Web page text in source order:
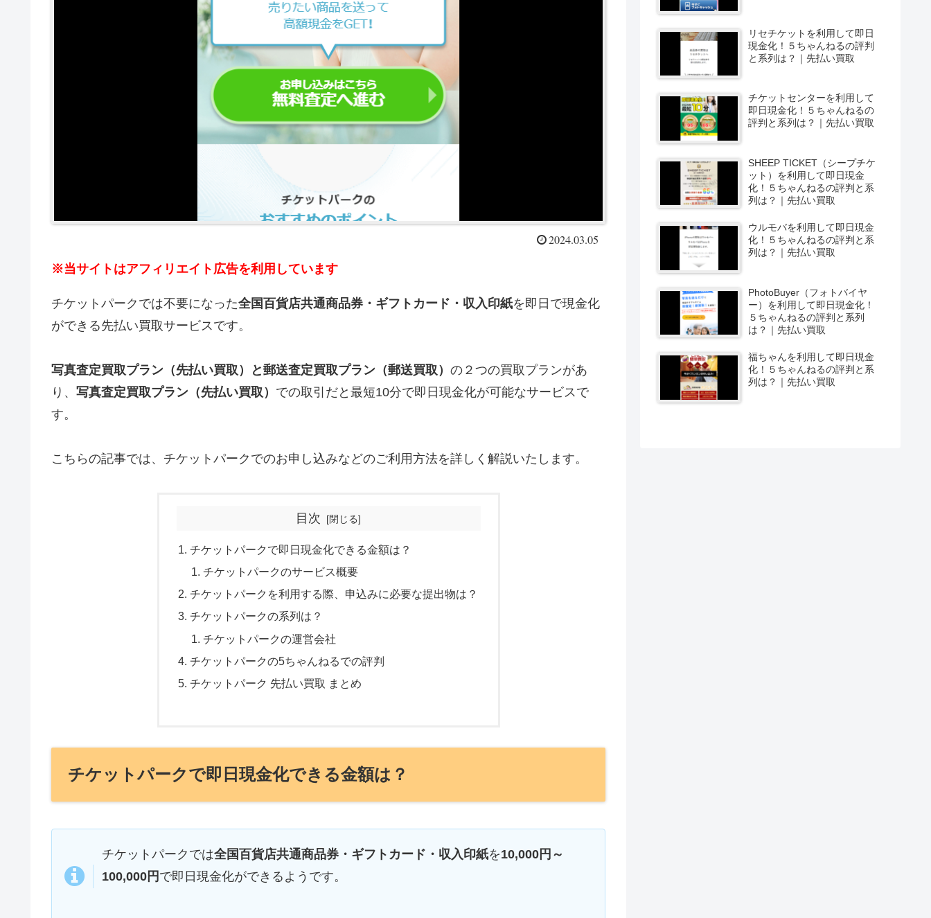
2024.03.05
※当サイトはアフィリエイト広告を利用しています
チケットパークでは不要になった全国百貨店共通商品券・ギフトカード・収入印紙を即日で現金化
ができる先払い買取サービスです。
写真査定買取プラン（先払い買取）と郵送査定買取プラン（郵送買取） の２つの買取プランがあ
り、 写真査定買取プラン（先払い買取） での取引だと最短10分で即日現金化が可能なサービスで
す。
こちらの記事では、チケットパークでのお申し込みなどのご利用方法を詳しく解説いたします。
目次
チケットパークで即日現金化できる金額は？
チケットパークのサービス概要
チケットパークを利用する際、申込みに必要な提出物は？
チケットパークの系列は？
チケットパークの運営会社
チケットパークの5ちゃんねるでの評判
チケットパーク 先払い買取 まとめ
チケットパークで即日現金化できる金額は？
チケットパークでは全国百貨店共通商品券・ギフトカード・収入印紙を10,000円～
100,000円 で即日現金化ができるようです。
リセチケットを利用して即日
現金化！５ちゃんねるの評判
と系列は？｜先払い買取
チケットセンターを利用して
即日現金化！５ちゃんねるの
評判と系列は？｜先払い買取
SHEEP TICKET（シープチケ
ット）を利用して即日現金
化！５ちゃんねるの評判と系
列は？｜先払い買取
ウルモバを利用して即日現金
化！５ちゃんねるの評判と系
列は？｜先払い買取
PhotoBuyer（フォトバイヤ
ー）を利用して即日現金化！
５ちゃんねるの評判と系列
は？｜先払い買取
福ちゃんを利用して即日現金
化！５ちゃんねるの評判と系
列は？｜先払い買取